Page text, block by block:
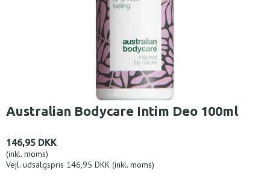
Australian Bodycare Intim Deo 100ml
146,95 DKK
(inkl. moms)
Vejl. udsalgspris 146,95 DKK (inkl. moms)